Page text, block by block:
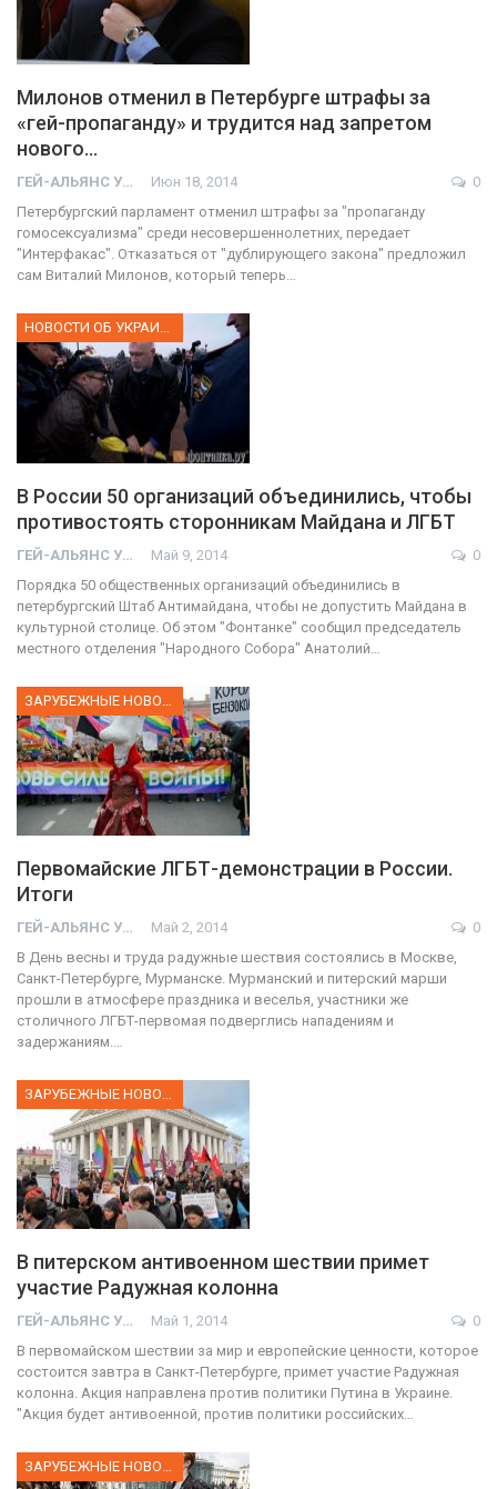
Милонов отменил в Петербурге штрафы за
«гей-пропаганду» и трудится над запретом
нового…
ГЕЙ-АЛЬЯНС УКРАИНА Июн 18, 2014
0
Петербургский парламент отменил штрафы за "пропаганду
гомосексуализма" среди несовершеннолетних, передает
"Интерфакас". Отказаться от "дублирующего закона" предложил
сам Виталий Милонов, который теперь…
НОВОСТИ ОБ УКРАИНЕ
В России 50 организаций объединились, чтобы
противостоять сторонникам Майдана и ЛГБТ
ГЕЙ-АЛЬЯНС УКРАИНА Май 9, 2014
0
Порядка 50 общественных организаций объединились в
петербургский Штаб Антимайдана, чтобы не допустить Майдана в
культурной столице. Об этом "Фонтанке" сообщил председатель
местного отделения "Народного Собора" Анатолий…
Первомайские ЛГБТ-демонстрации в России.
Итоги
ГЕЙ-АЛЬЯНС УКРАИНА Май 2, 2014
0
В День весны и труда радужные шествия состоялись в Москве,
Санкт-Петербурге, Мурманске. Мурманский и питерский марши
прошли в атмосфере праздника и веселья, участники же
столичного ЛГБТ-первомая подверглись нападениям и
задержаниям.…
ЗАРУБЕЖНЫЕ НОВОСТИ
В питерском антивоенном шествии примет
участие Радужная колонна
ГЕЙ-АЛЬЯНС УКРАИНА Май 1, 2014
0
В первомайском шествии за мир и европейские ценности, которое
состоится завтра в Санкт-Петербурге, примет участие Радужная
колонна. Акция направлена против политики Путина в Украине.
"Акция будет антивоенной, против политики российских…
ЗАРУБЕЖНЫЕ НОВОСТИ